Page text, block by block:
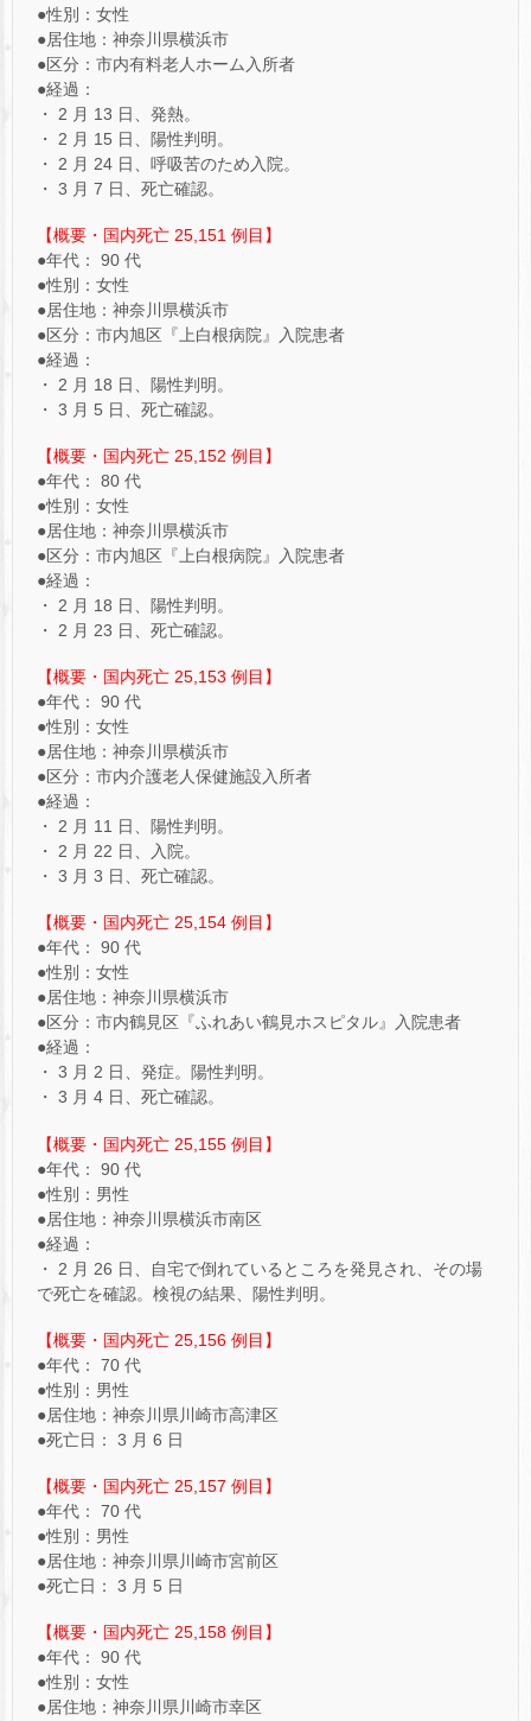
●性別：女性
●居住地：神奈川県横浜市
●区分：市内有料老人ホーム入所者
●経過：
・ 2 月 13 日、発熱。
・ 2 月 15 日、陽性判明。
・ 2 月 24 日、呼吸苦のため入院。
・ 3 月 7 日、死亡確認。
【概要・国内死亡 25,151 例目】
●年代： 90 代
●性別：女性
●居住地：神奈川県横浜市
●区分：市内旭区『上白根病院』入院患者
●経過：
・ 2 月 18 日、陽性判明。
・ 3 月 5 日、死亡確認。
【概要・国内死亡 25,152 例目】
●年代： 80 代
●性別：女性
●居住地：神奈川県横浜市
●区分：市内旭区『上白根病院』入院患者
●経過：
・ 2 月 18 日、陽性判明。
・ 2 月 23 日、死亡確認。
【概要・国内死亡 25,153 例目】
●年代： 90 代
●性別：女性
●居住地：神奈川県横浜市
●区分：市内介護老人保健施設入所者
●経過：
・ 2 月 11 日、陽性判明。
・ 2 月 22 日、入院。
・ 3 月 3 日、死亡確認。
【概要・国内死亡 25,154 例目】
●年代： 90 代
●性別：女性
●居住地：神奈川県横浜市
●区分：市内鶴見区『ふれあい鶴見ホスピタル』入院患者
●経過：
・ 3 月 2 日、発症。陽性判明。
・ 3 月 4 日、死亡確認。
【概要・国内死亡 25,155 例目】
●年代： 90 代
●性別：男性
●居住地：神奈川県横浜市南区
●経過：
・ 2 月 26 日、自宅で倒れているところを発見され、その場
で死亡を確認。検視の結果、陽性判明。
【概要・国内死亡 25,156 例目】
●年代： 70 代
●性別：男性
●居住地：神奈川県川崎市高津区
●死亡日： 3 月 6 日
【概要・国内死亡 25,157 例目】
●年代： 70 代
●性別：男性
●居住地：神奈川県川崎市宮前区
●死亡日： 3 月 5 日
【概要・国内死亡 25,158 例目】
●年代： 90 代
●性別：女性
●居住地：神奈川県川崎市幸区